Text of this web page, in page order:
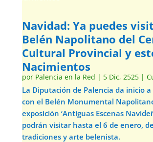
Navidad: Ya puedes
Belén Napolitano del
Cultural Provincial y
Nacimientos
por Palencia en la Red | 5 Dic, 2525|
La Diputación de Palencia da inicio
con el Belén Monumental
exposición ‘Antiguas Escenas
podrán visitar hasta el 6 de enero,
tradiciones y arte belenista.